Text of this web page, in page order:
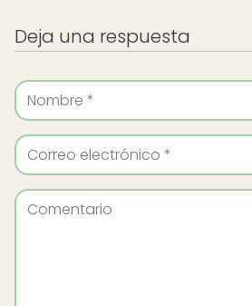
Deja una respuesta